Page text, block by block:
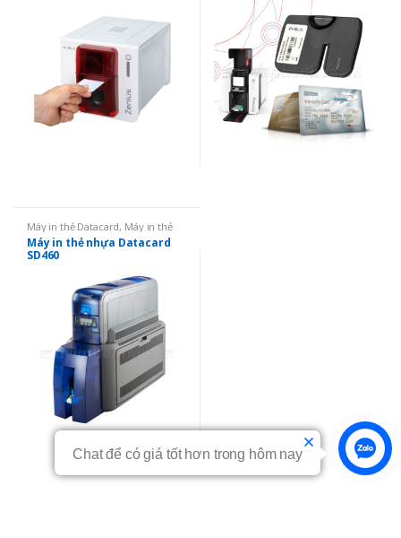
Máy in thẻ Datacard, Máy in thẻ
nhựa , Máy in 02 mặt
Máy in thẻ nhựa Datacard
SD460
Liên hệ
Chat để có giá tốt hơn trong hôm nay